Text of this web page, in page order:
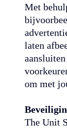
Met
laten
om met
The Unit